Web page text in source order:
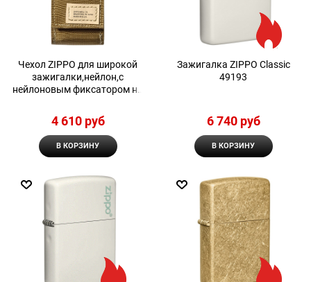
Чехол ZIPPO для широкой
зажигалки,нейлон,с
нейлоновым фиксатором на
4 610 руб
В КОРЗИНУ
Зажигалка ZIPPO Classic
49193
6 740 руб
В КОРЗИНУ